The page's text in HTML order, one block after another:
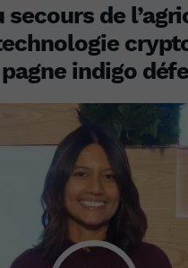
secours de
indigo